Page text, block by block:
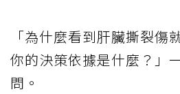
「為什麼看到肝臟撕裂傷
你的決策依據是什麼？」
問。